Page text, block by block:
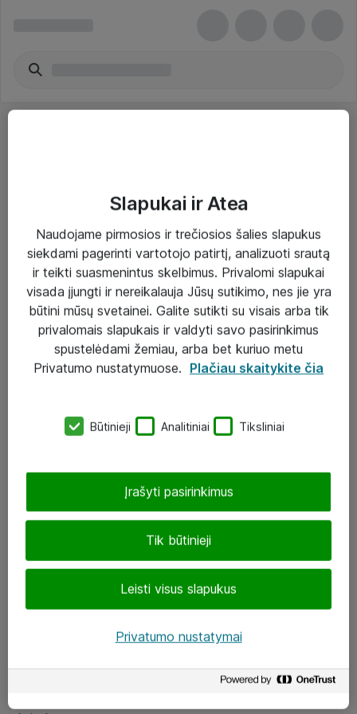
Paslaugos
Sprendimai
Įgyvendinti projektai
Atea ekspertų patarimai verslui
eShop@atea.lt
LinkedIn
Slapukai ir Atea
Naudojame pirmosios ir trečiosios šalies slapukus
siekdami pagerinti vartotojo patirtį, analizuoti srautą
ir teikti suasmenintus skelbimus. Privalomi slapukai
visada įjungti ir nereikalauja Jūsų sutikimo, nes jie yra
būtini mūsų svetainei. Galite sutikti su visais arba tik
privalomais slapukais ir valdyti savo pasirinkimus
spustelėdami žemiau, arba bet kuriuo metu
Privatumo nustatymuose. Plačiau skaitykite čia
Būtinieji Analitiniai Tiksliniai
Tik būtinieji
Leisti visus slapukus
Įrašyti pasirinkimus
Privatumo nustatymai